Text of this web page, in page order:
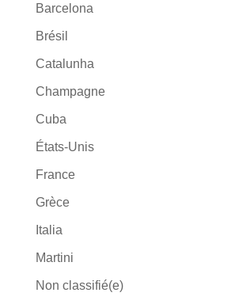
Barcelona
Brésil
Catalunha
Champagne
Cuba
États-Unis
France
Grèce
Italia
Martini
Non classifié(e)